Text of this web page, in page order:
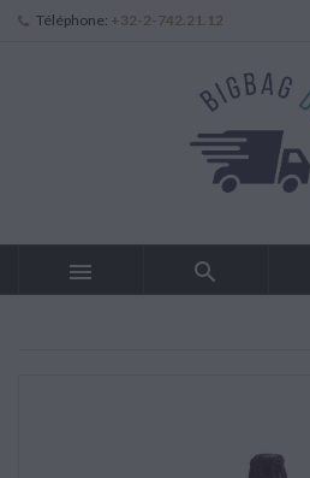
Téléphone: +32-2-742.21.12
 